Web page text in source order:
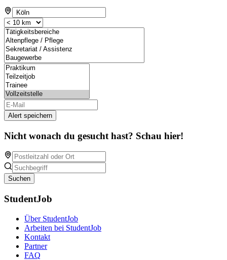
Alert speichern
Nicht wonach du gesucht hast? Schau hier!
Suchen
StudentJob
Über StudentJob
Arbeiten bei StudentJob
Kontakt
Partner
FAQ